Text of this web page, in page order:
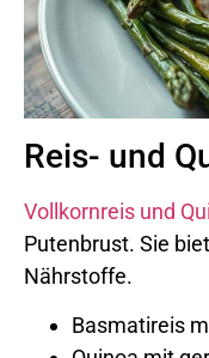
Reis- und
Vollkornreis und
Putenbrust. Sie
Nährstoffe.
Basmatireis